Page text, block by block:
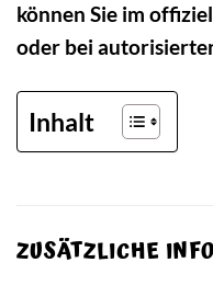
können Sie im
oder bei
Inhalt
ZUSÄTZLICHE